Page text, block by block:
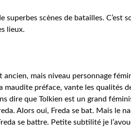
superbes scènes de batailles. C’est
lieux.
ancien, mais niveau personnage
préface, vante les qualités
dire que Tolkien est un grand
Alors oui, Freda se bat. Mais le
se battre. Petite subtilité je